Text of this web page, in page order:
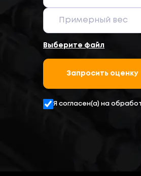
Выберите файл
Запросить оценку
Я согласен(а) на